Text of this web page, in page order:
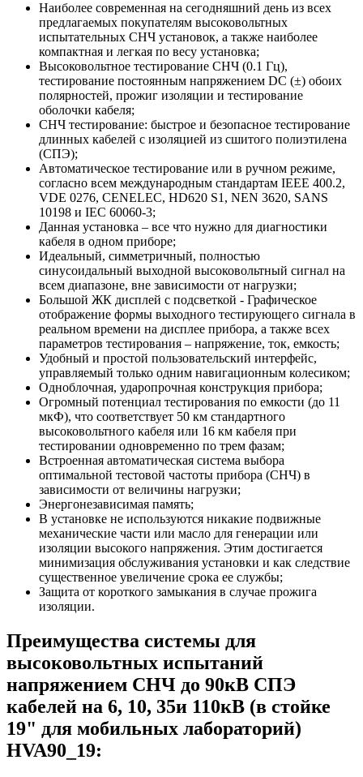
Наиболее современная на сегодняшний день из всех
предлагаемых покупателям высоковольтных
испытательных СНЧ установок, а также наиболее
компактная и легкая по весу установка;
Высоковольтное тестирование СНЧ (0.1 Гц),
тестирование постоянным напряжением DC (±) обоих
полярностей, прожиг изоляции и тестирование
оболочки кабеля;
СНЧ тестирование: быстрое и безопасное тестирование
длинных кабелей с изоляцией из сшитого полиэтилена
(СПЭ);
Автоматическое тестирование или в ручном режиме,
согласно всем международным стандартам IEEE 400.2,
VDE 0276, CENELEC, HD620 S1, NEN 3620, SANS
10198 и IEC 60060-3;
Данная установка – все что нужно для диагностики
кабеля в одном приборе;
Идеальный, симметричный, полностью
синусоидальный выходной высоковольтный сигнал на
всем диапазоне, вне зависимости от нагрузки;
Большой ЖК дисплей с подсветкой - Графическое
отображение формы выходного тестирующего сигнала в
реальном времени на дисплее прибора, а также всех
параметров тестирования – напряжение, ток, емкость;
Удобный и простой пользовательский интерфейс,
управляемый только одним навигационным колесиком;
Одноблочная, ударопрочная конструкция прибора;
Огромный потенциал тестирования по емкости (до 11
мкФ), что соответствует 50 км стандартного
высоковольтного кабеля или 16 км кабеля при
тестировании одновременно по трем фазам;
Встроенная автоматическая система выбора
оптимальной тестовой частоты прибора (СНЧ) в
зависимости от величины нагрузки;
Энергонезависимая память;
В установке не используются никакие подвижные
механические части или масло для генерации или
изоляции высокого напряжения. Этим достигается
минимизация обслуживания установки и как следствие
существенное увеличение срока ее службы;
Защита от короткого замыкания в случае прожига
изоляции.
Преимущества системы для
высоковольтных испытаний
напряжением СНЧ до 90кВ СПЭ
кабелей на 6, 10, 35и 110кВ (в стойке
19" для мобильных лабораторий)
HVA90_19: